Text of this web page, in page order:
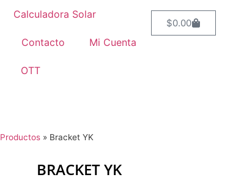
Calculadora Solar
Contacto Mi Cuenta
OTT
$0.00
Productos » Bracket YK
BRACKET YK